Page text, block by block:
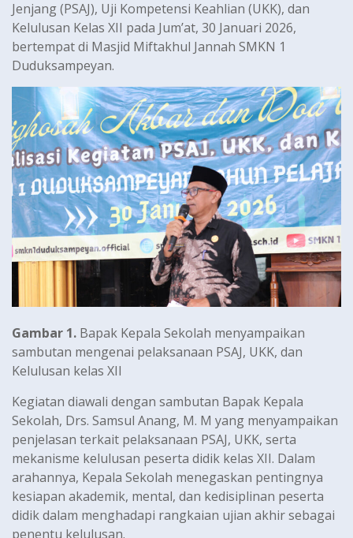
Jenjang (PSAJ), Uji Kompetensi Keahlian (UKK), dan
Kelulusan Kelas XII pada Jum’at, 30 Januari 2026,
bertempat di Masjid Miftakhul Jannah SMKN 1
Duduksampeyan.
Gambar 1. Bapak Kepala Sekolah menyampaikan
sambutan mengenai pelaksanaan PSAJ, UKK, dan
Kelulusan kelas XII
Kegiatan diawali dengan sambutan Bapak Kepala
Sekolah, Drs. Samsul Anang, M. M yang menyampaikan
penjelasan terkait pelaksanaan PSAJ, UKK, serta
mekanisme kelulusan peserta didik kelas XII. Dalam
arahannya, Kepala Sekolah menegaskan pentingnya
kesiapan akademik, mental, dan kedisiplinan peserta
didik dalam menghadapi rangkaian ujian akhir sebagai
penentu kelulusan.